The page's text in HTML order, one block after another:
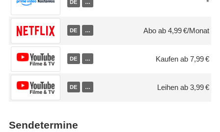
DE …
DE … Abo ab 4,99 €/Monat
DE … Kaufen ab 7,99 €
DE … Leihen ab 3,99 €
Sendetermine